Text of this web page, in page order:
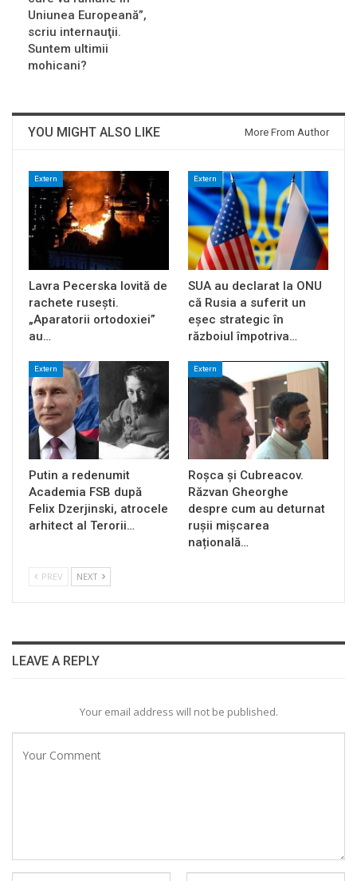
Uniunea Europeană”,
scriu internauţii.
Suntem ultimii
mohicani?
YOU MIGHT ALSO LIKE More From Author
Extern
Lavra Pecerska lovită de
rachete rusești.
„Aparatorii ortodoxiei”
au…
Extern
SUA au declarat la ONU
că Rusia a suferit un
eșec strategic în
războiul împotriva…
Extern
Putin a redenumit
Academia FSB după
Felix Dzerjinski, atrocele
arhitect al Terorii…
Extern
Roșca și Cubreacov.
Răzvan Gheorghe
despre cum au deturnat
rușii mișcarea
națională…
PREV NEXT
LEAVE A REPLY
Your email address will not be published.